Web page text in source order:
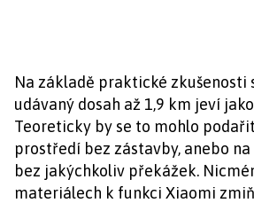
Na základě praktické zkušenosti
udávaný dosah až 1,9 km jeví
Teoreticky by se to mohlo
prostředí bez zástavby, anebo
bez jakýchkoliv překážek.
materiálech k funkci Xiaomi